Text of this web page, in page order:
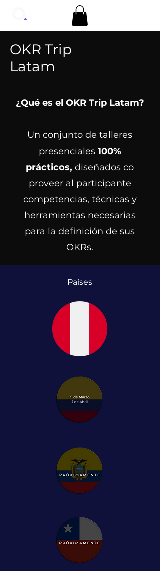
OKR Trip
Latam
¿Qué es el OKR Trip Latam?
Un conjunto de talleres
presenciales100%
prácticos, diseñados co
proveer al participante
competencias, técnicas y
herramientas necesarias
para la definición de sus
OKRs.
Países